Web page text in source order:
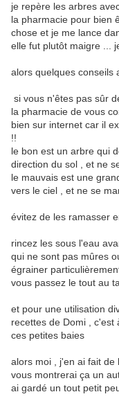
je repère les arbres
la pharmacie pour bien
chose et je me lance
elle fut plutôt maigre ...
alors quelques conseils
si vous n'êtes pas sûr
la pharmacie de vous
bien sur internet car il
!!
le bon est un arbre qui
direction du sol , et ne
le mauvais est une
vers le ciel , et ne se
évitez de les ramasser
rincez les sous l'eau
qui ne sont pas mûres
égrainer
vous passez le tout au
et pour une utilisation
recettes de Domi ,
ces petites baies
alors moi , j'en ai fait de
vous montrerai ça un
ai gardé un tout petit